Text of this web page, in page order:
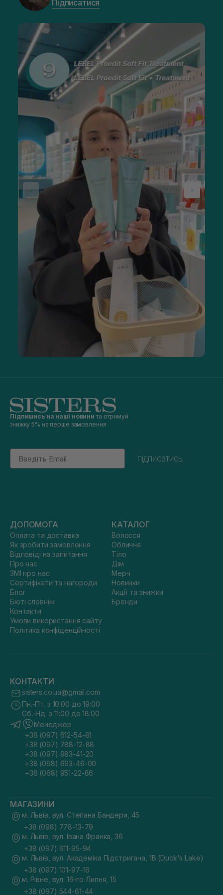
Підписатися
Підпишись на наші новини та отримуй
знижку 5% на перше замовлення
Email
підписатись
ДОПОМОГА
Оплата та доставка
Як зробити замовлення
Відповіді на запитання
Про нас
ЗМІ про нас
Сертифікати та нагороди
Блог
Бюті словник
Контакти
Умови використання сайту
Політика конфіденційності
КАТАЛОГ
Волосся
Обличчя
Тіло
Дім
Мерч
Новинки
Акції та знижки
Бренди
КОНТАКТИ
sisters.co.ua@gmail.com
Пн.-Пт. з 10:00 до 19:00
Сб.-Нд. з 11:00 до 18:00
Менеджер
+38 (097) 612-54-81
+38 (097) 788-12-88
+38 (097) 983-41-20
+38 (068) 693-46-00
+38 (068) 951-22-86
МАГАЗИНИ
м. Львів, вул. Степана Бандери, 45
+38 (098) 778-13-79
м. Львів, вул. Івана Франка, 36
+38 (097) 611-95-94
м. Львів, вул. Академіка Підстригача, 1В (Duck's Lake)
+38 (097) 101-97-16
м. Рівне, вул. 16-го Липня, 15
+38 (097) 544-61-44